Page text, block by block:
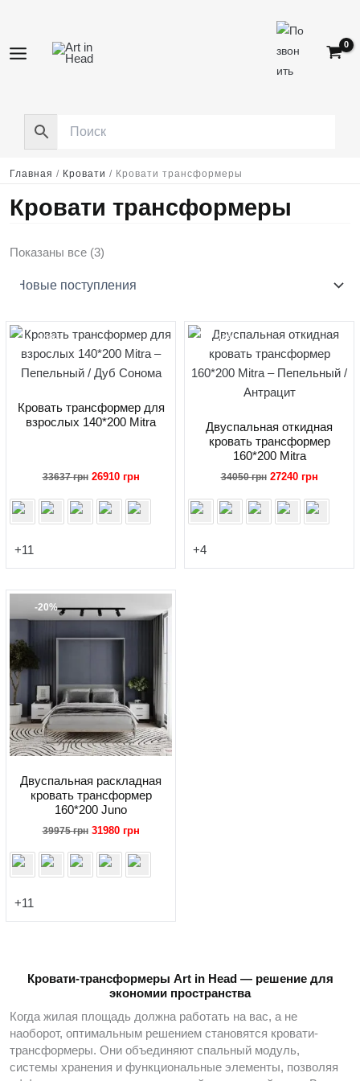
содержимому
Главная / Кровати / Кровати трансформеры
Кровати трансформеры
Показаны все (3)
-20%
Кровать трансформер для
взрослых 140*200 Mitra
33637грн Первоначальная
составляла
33637 грн.
26910 грнТекущая
26910 грн.
+11
-20%
Двуспальная откидная
кровать трансформер
160*200 Mitra
34050грн Первоначальная
составляла
34050 грн.
27240 грнТекущая
27240
+4
-20%
Двуспальная раскладная
кровать трансформер
160*200 Juno
39975грн Первоначальная
составляла
39975 грн.
31980 грнТекущая
31980 грн.
+11
Кровати-трансформеры Art in Head — решение для
экономии пространства
Когда жилая площадь должна работать на вас, а не
наоборот, оптимальным решением становятся кровати-
трансформеры. Они объединяют спальный модуль,
системы хранения и функциональные элементы, позволяя